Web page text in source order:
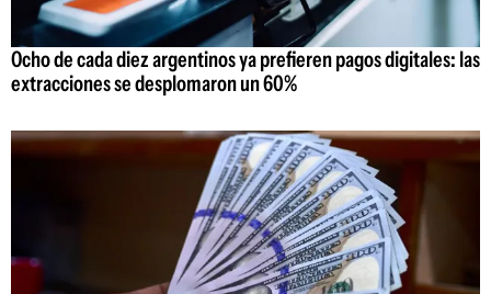
Ocho de cada diez argentinos ya prefieren pagos digitales: las
extracciones se desplomaron un 60%